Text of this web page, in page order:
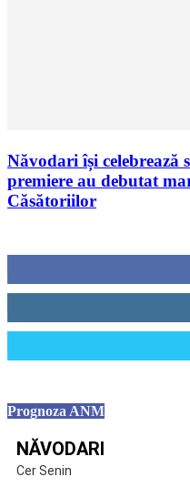
Năvodari își celebrează
premiere au debutat
Căsătoriilor
Prognoza ANM
NĂVODARI
Cer Senin